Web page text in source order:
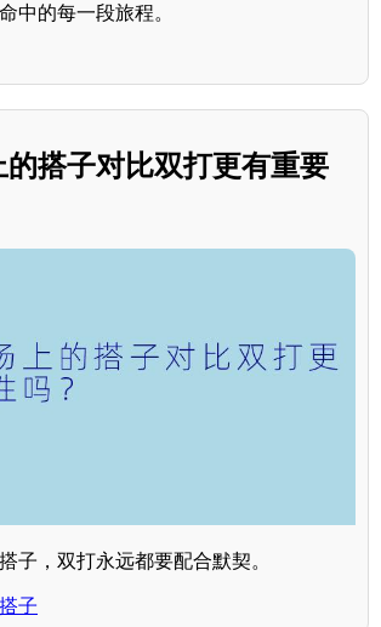
中的每一段旅程。
搭子对比双打更有重要
子，双打永远都要配合默契。
子